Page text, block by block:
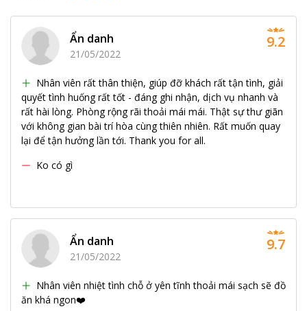
Ẩn danh
21/05/2022
Nhân viên rất thân thiện, giúp đỡ khách rất tận tình, giải
quyết tình huống rất tốt - đáng ghi nhận, dịch vụ nhanh và
rất hài lòng. Phòng rộng rãi thoải mái mái. Thật sự thư giãn
với không gian bài trí hòa cùng thiên nhiên. Rất muốn quay
lại để tận hưởng lần tới. Thank you for all.
Ko có gì
9.2
Ẩn danh
21/05/2022
Nhân viên nhiệt tình chỗ ở yên tĩnh thoải mái sạch sẽ đồ
ăn khá ngon❤️
9.7